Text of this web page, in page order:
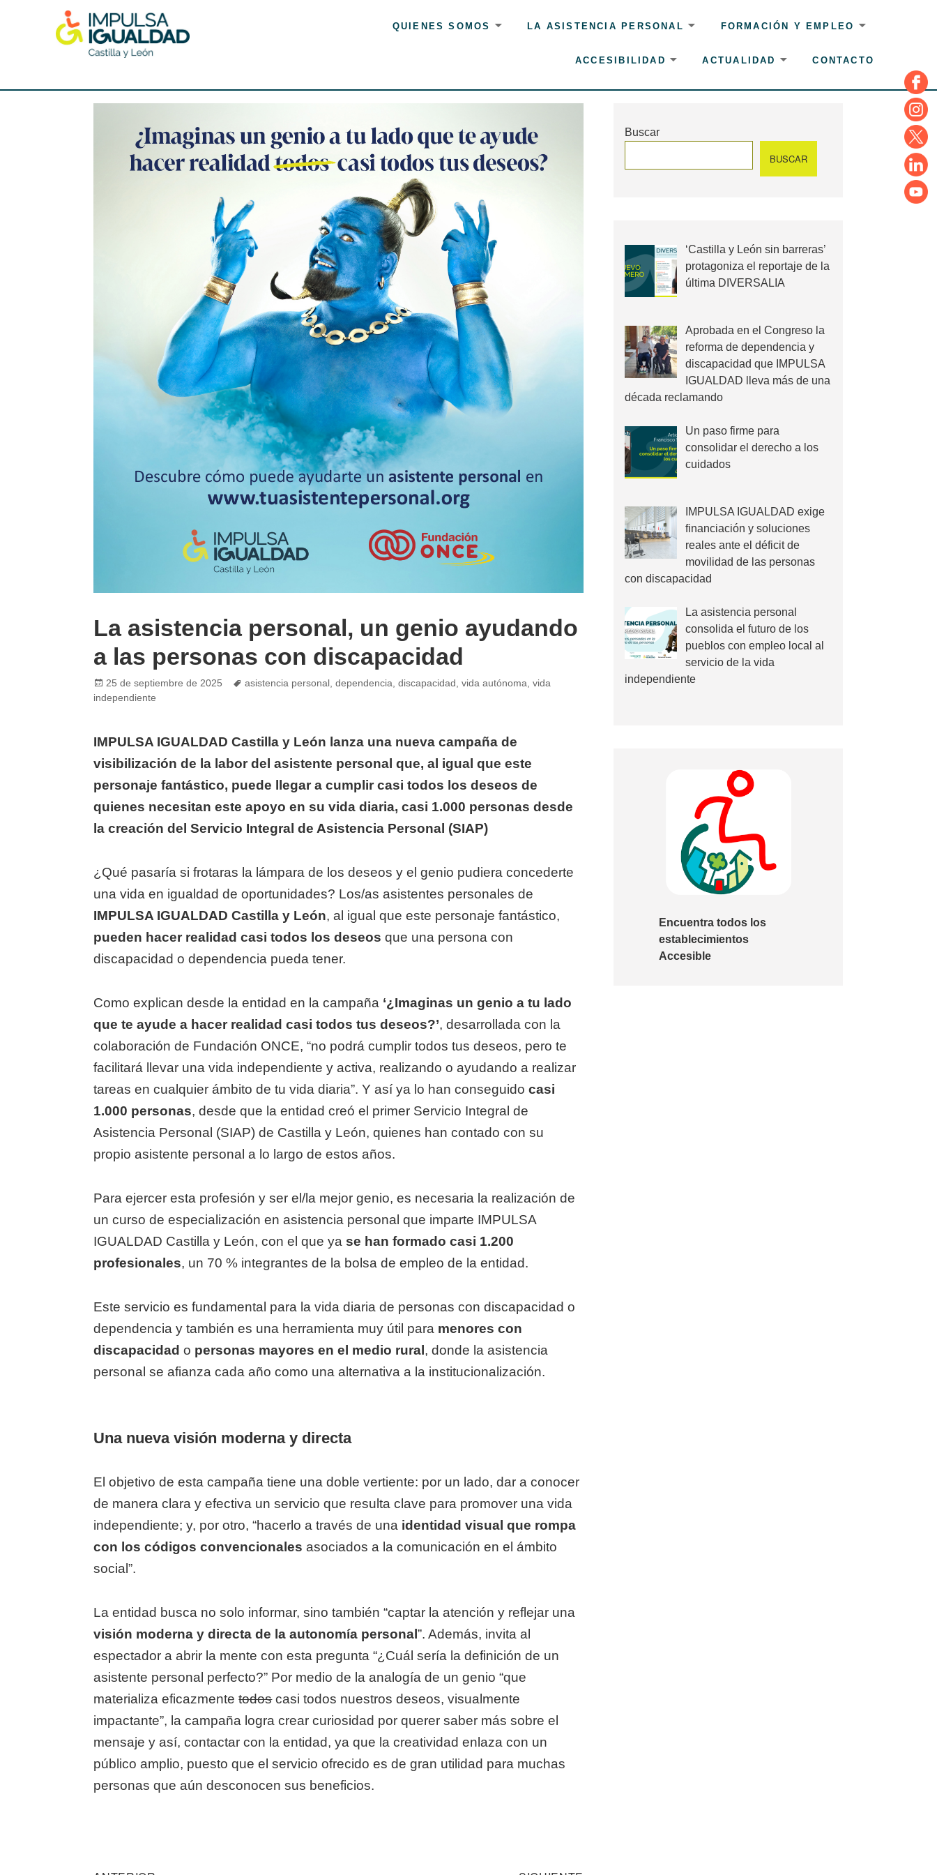
QUIENES SOMOS LA ASISTENCIA PERSONAL FORMACIÓN Y EMPLEO
ACCESIBILIDAD ACTUALIDAD CONTACTO
La asistencia personal, un genio ayudando
a las personas con discapacidad
Posted
on
25 de septiembre de 2025 Tags
asistencia personal,dependencia,discapacidad,vida autónoma,vida
independiente
IMPULSA IGUALDAD Castilla y León lanza una nueva campaña de
visibilización de la labor del asistente personal que, al igual que este
personaje fantástico, puede llegar a cumplir casi todos los deseos de
quienes necesitan este apoyo en su vida diaria, casi 1.000 personas desde
la creación del Servicio Integral de Asistencia Personal (SIAP)
¿Qué pasaría si frotaras la lámpara de los deseos y el genio pudiera concederte
una vida en igualdad de oportunidades? Los/as asistentes personales de
IMPULSA IGUALDAD Castilla y León, al igual que este personaje fantástico,
pueden hacer realidad casi todos los deseos que una persona con
discapacidad o dependencia pueda tener.
Como explican desde la entidad en la campaña ‘¿Imaginas un genio a tu lado
que te ayude a hacer realidad casi todos tus deseos?’, desarrollada con la
colaboración de Fundación ONCE, “no podrá cumplir todos tus deseos, pero te
facilitará llevar una vida independiente y activa, realizando o ayudando a realizar
tareas en cualquier ámbito de tu vida diaria”. Y así ya lo han conseguidocasi
1.000 personas, desde que la entidad creó el primer Servicio Integral de
Asistencia Personal (SIAP) de Castilla y León, quienes han contado con su
propio asistente personal a lo largo de estos años.
Para ejercer esta profesión y ser el/la mejor genio, es necesaria la realización de
un curso de especialización en asistencia personal que imparte IMPULSA
IGUALDAD Castilla y León, con el que yase han formado casi 1.200
profesionales, un 70 % integrantes de la bolsa de empleo de la entidad.
Este servicio es fundamental para la vida diaria de personas con discapacidad o
dependencia y también es una herramienta muy útil para menores con
discapacidad o personas mayores en el medio rural , donde la asistencia
personal se afianza cada año como una alternativa a la institucionalización.
Una nueva visión moderna y directa
El objetivo de esta campaña tiene una doble vertiente: por un lado, dar a conocer
de manera clara y efectiva un servicio que resulta clave para promover una vida
independiente; y, por otro, “hacerlo a través de una identidad visual que rompa
con los códigos convencionalesasociados a la comunicación en el ámbito
social”.
La entidad busca no solo informar, sino también “captar la atención y reflejar una
visión moderna y directa de la autonomía personal”. Además, invita al
espectador a abrir la mente con esta pregunta “¿Cuál sería la definición de un
asistente personal perfecto?” Por medio de la analogía de un genio “que
materializa eficazmentetodoscasi todos nuestros deseos, visualmente
impactante”, la campaña logra crear curiosidad por querer saber más sobre el
mensaje y así, contactar con la entidad, ya que la creatividad enlaza con un
público amplio, puesto que el servicio ofrecido es de gran utilidad para muchas
personas que aún desconocen sus beneficios.
Buscar
BUSCAR
‘Castilla y León sin barreras’
protagoniza el reportaje de la
última DIVERSALIA
Aprobada en el Congreso la
reforma de dependencia y
discapacidad que IMPULSA
IGUALDAD lleva más de una
década reclamando
Un paso firme para
consolidar el derecho a los
cuidados
IMPULSA IGUALDAD exige
financiación y soluciones
reales ante el déficit de
movilidad de las personas
con discapacidad
La asistencia personal
consolida el futuro de los
pueblos con empleo local al
servicio de la vida
independiente
Encuentra todos los
establecimientos
Accesible